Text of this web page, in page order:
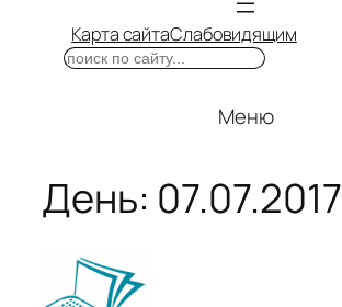
Карта сайтаСлабовидящим
Поиск
Меню
День: 07.07.2017